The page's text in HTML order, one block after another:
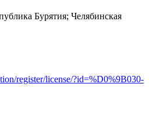
Бурятия; Челябинская
register/license/?id=%D0%9B030-